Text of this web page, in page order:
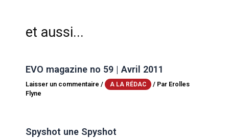
et aussi...
EVO magazine no 59 | Avril 2011
Laisser un commentaire / A LA RÉDAC / Par Erolles
Flyne
Spyshot une Spyshot